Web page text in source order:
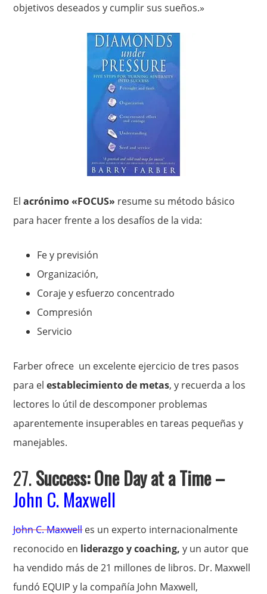
objetivos deseados y cumplir sus sueños.»
Elacrónimo «FOCUS» resume su método básico
para hacer frente a los desafíos de la vida:
Fe y previsión
Organización,
Coraje y esfuerzo concentrado
Compresión
Servicio
Farber ofrece un excelente ejercicio de tres pasos
para elestablecimiento de metas, y recuerda a los
lectores lo útil de descomponer problemas
aparentemente insuperables en tareas pequeñas y
manejables.
27.Success: One Day at a Time–
John C. Maxwell
John C. Maxwelles un experto internacionalmente
reconocido en liderazgo y coaching, y un autor que
ha vendido más de 21 millones de libros. Dr. Maxwell
fundó EQUIP y la compañía John Maxwell,